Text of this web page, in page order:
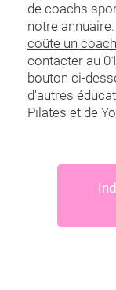
de coachs
notre
coûte un
contacter au
bouton ci-
d'autres
Pilates et de